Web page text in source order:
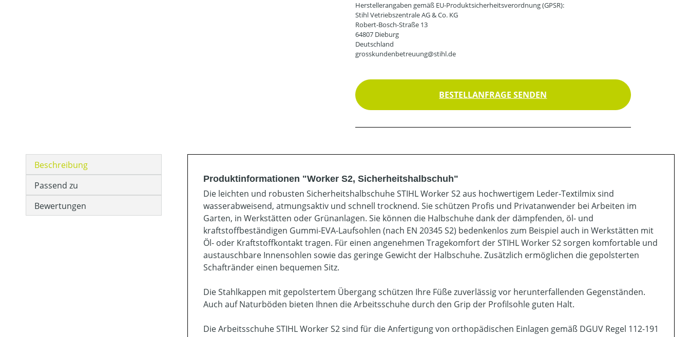
Herstellerangaben gemäß EU-Produktsicherheitsverordnung (GPSR):
Stihl Vetriebszentrale AG & Co. KG
Robert-Bosch-Straße 13
64807 Dieburg
Deutschland
grosskundenbetreuung@stihl.de
BESTELLANFRAGE SENDEN
Beschreibung
Passend zu
Bewertungen
Produktinformationen "Worker S2, Sicherheitshalbschuh"
Die leichten und robusten Sicherheitshalbschuhe STIHL Worker S2 aus hochwertigem Leder-Textilmix sind
wasserabweisend, atmungsaktiv und schnell trocknend. Sie schützen Profis und Privatanwender bei Arbeiten im
Garten, in Werkstätten oder Grünanlagen. Sie können die Halbschuhe dank der dämpfenden, öl- und
kraftstoffbeständigen Gummi-EVA-Laufsohlen (nach EN 20345 S2) bedenkenlos zum Beispiel auch in Werkstätten mit
Öl- oder Kraftstoffkontakt tragen. Für einen angenehmen Tragekomfort der STIHL Worker S2 sorgen komfortable und
austauschbare Innensohlen sowie das geringe Gewicht der Halbschuhe. Zusätzlich ermöglichen die gepolsterten
Schaftränder einen bequemen Sitz.
Die Stahlkappen mit gepolstertem Übergang schützen Ihre Füße zuverlässig vor herunterfallenden Gegenständen.
Auch auf Naturböden bieten Ihnen die Arbeitsschuhe durch den Grip der Profilsohle guten Halt.
Die Arbeitsschuhe STIHL Worker S2 sind für die Anfertigung von orthopädischen Einlagen gemäß DGUV Regel 112-191